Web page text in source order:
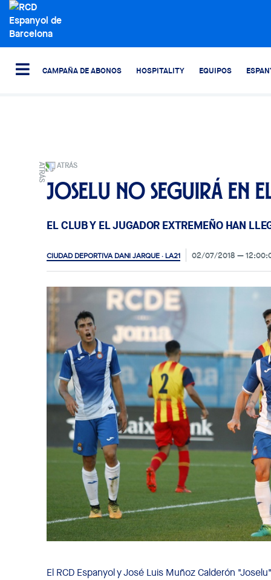
CAMPAÑA DE ABONOS HOSPITALITY EQUIPOS
ATRÁS
Joselu no seguirá en
EL CLUB Y EL JUGADOR EXTREMEÑO HAN
CIUDAD DEPORTIVA DANI JARQUE · LA21 02/07/2018
El RCD Espanyol y José Luis Muñoz Calderón